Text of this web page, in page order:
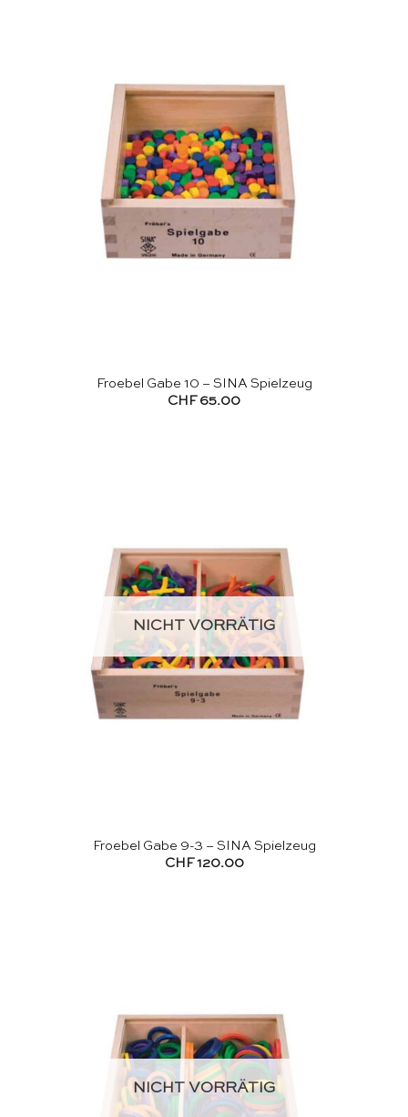
Froebel Gabe 10 – SINA Spielzeug
CHF 65.00
NICHT VORRÄTIG
Froebel Gabe 9-3 – SINA Spielzeug
CHF 120.00
NICHT VORRÄTIG